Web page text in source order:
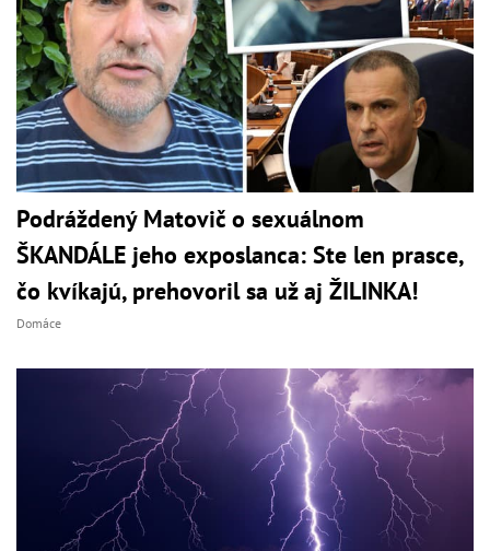
Podráždený Matovič o sexuálnom
ŠKANDÁLE jeho exposlanca: Ste len prasce,
čo kvíkajú, prehovoril sa už aj ŽILINKA!
Domáce